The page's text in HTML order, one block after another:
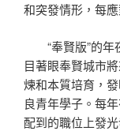
和突發情形，每
“奉賢版”的年
目著眼奉賢城市
煉和本質培育，
良青年學子。每
配到的職位上發